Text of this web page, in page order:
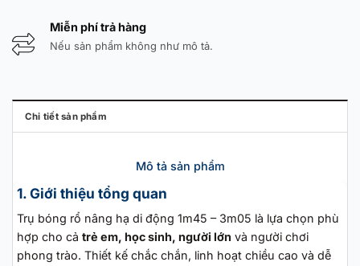
Miễn phí trả hàng
Nếu sản phẩm không như mô tả.
Chi tiết sản phẩm
Mô tả sản phẩm
1. Giới thiệu tổng quan
Trụ bóng rổ nâng hạ di động 1m45 – 3m05 là lựa chọn phù
hợp cho cả trẻ em, học sinh, người lớn và người chơi
phong trào. Thiết kế chắc chắn, linh hoạt chiều cao và dễ